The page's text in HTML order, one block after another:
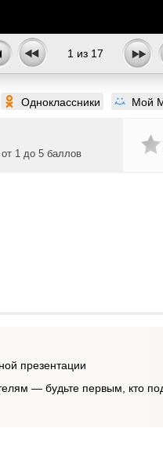
1 из 17
Одноклассники Мой
1 до 5 баллов
презентации
— будьте первым, кто